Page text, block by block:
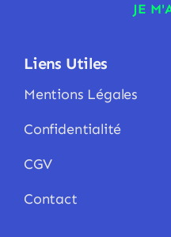
JE
Liens Utiles
Mentions Légales
Confidentialité
CGV
Contact